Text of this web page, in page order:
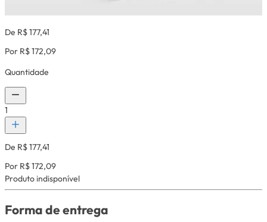
De R$ 177,41
Por R$ 172,09
Quantidade
1
De R$ 177,41
Por R$ 172,09
Produto indisponível
Forma de entrega